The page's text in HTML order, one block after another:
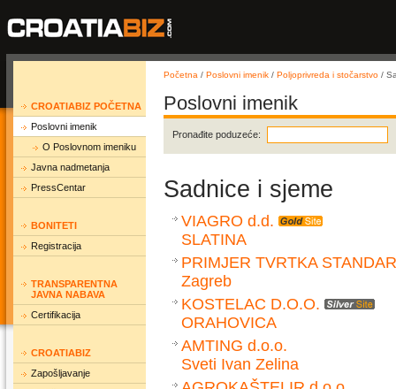
CROATIABIZ POČETNA
Poslovni imenik
O Poslovnom imeniku
Javna nadmetanja
PressCentar
BONITETI
Registracija
TRANSPARENTNA
JAVNA NABAVA
Certifikacija
CROATIABIZ
Zapošljavanje
Početna / Poslovni imenik / Poljoprivreda i stočarstvo /
Poslovni imenik
Pronađite poduzeće:
Sadnice i sjeme
VIAGRO d.d.
SLATINA
PRIMJER TVRTKA
Zagreb
KOSTELAC D.O.O.
ORAHOVICA
AMTING d.o.o.
Sveti Ivan Zelina